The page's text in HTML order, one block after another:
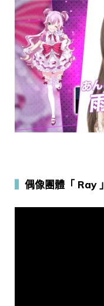
偶像團體「 Ray